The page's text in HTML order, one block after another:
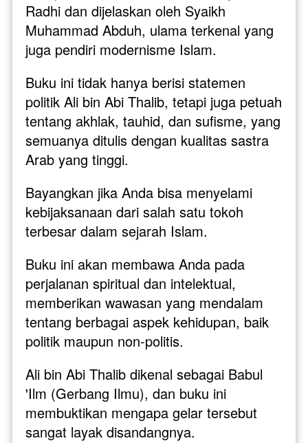
Radhi dan dijelaskan oleh Syaikh
Muhammad Abduh, ulama terkenal yang
juga pendiri modernisme Islam.
Buku ini tidak hanya berisi statemen
politik Ali bin Abi Thalib, tetapi juga petuah
tentang akhlak, tauhid, dan sufisme, yang
semuanya ditulis dengan kualitas sastra
Arab yang tinggi.
Bayangkan jika Anda bisa menyelami
kebijaksanaan dari salah satu tokoh
terbesar dalam sejarah Islam.
Buku ini akan membawa Anda pada
perjalanan spiritual dan intelektual,
memberikan wawasan yang mendalam
tentang berbagai aspek kehidupan, baik
politik maupun non-politis.
Ali bin Abi Thalib dikenal sebagai Babul
'Ilm (Gerbang Ilmu), dan buku ini
membuktikan mengapa gelar tersebut
sangat layak disandangnya.